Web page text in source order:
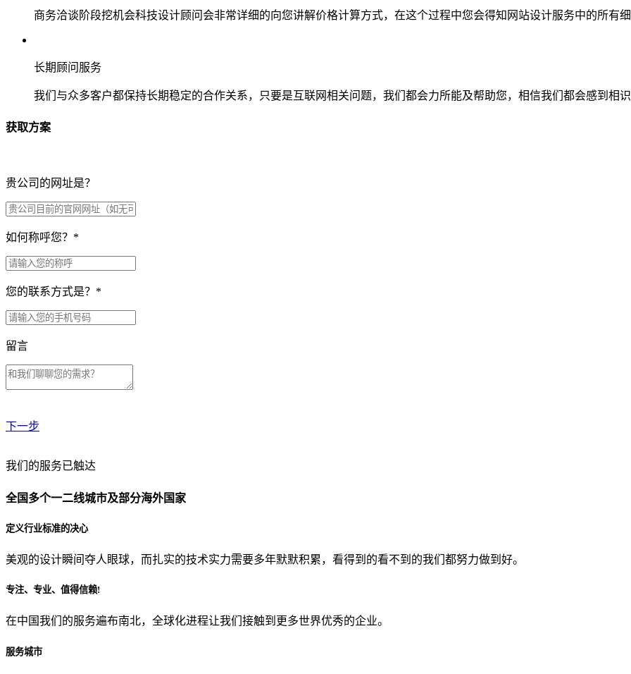
商务洽谈阶段挖机会科技设计顾问会非常详细的向您讲解价格计算方式，在这个过程中您会得知网站设计服务中的所有
长期顾问服务
我们与众多客户都保持长期稳定的合作关系，只要是互联网相关问题，我们都会力所能及帮助您，相信我们都会感到相
获取方案
贵公司的网址是？
如何称呼您？ *
您的联系方式是？ *
留言
下一步
贵公司预算范围是？
贵公司的团队规模是？
从哪里了解到我们？
我们的服务已触达
全国多个一二线城市及部分海外国家
定义行业标准的决心
美观的设计瞬间夺人眼球，而扎实的技术实力需要多年默默积累，看得到的看不到的我们都努力做到好。
专注、专业、值得信赖!
在中国我们的服务遍布南北，全球化进程让我们接触到更多世界优秀的企业。
服务城市